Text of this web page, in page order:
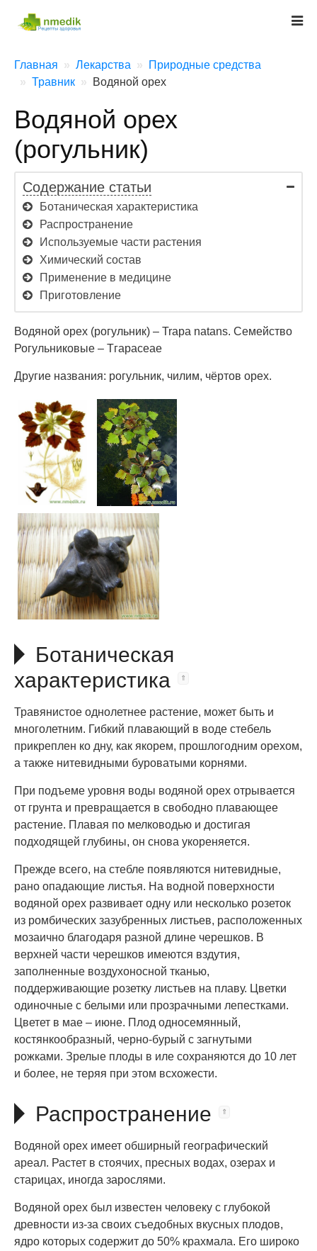
Главная Лекарства
Природные средства
Травник
Водяной орех
Водяной орех
(рогульник)
Содержание статьи
Ботаническая характеристика
Распространение
Используемые части растения
Химический состав
Применение в медицине
Приготовление
Водяной орех (рогульник) – Trapa natans. Семейство
Рогульниковые – Тгарасеае
Другие названия: рогульник, чилим, чёртов орех.
Ботаническая
характеристика
Травянистое однолетнее растение, может быть и
многолетним. Гибкий плавающий в воде стебель
прикреплен ко дну, как якорем, прошлогодним орехом,
а также нитевидными буроватыми корнями.
При подъеме уровня воды водяной орех отрывается
от грунта и превращается в свободно плавающее
растение. Плавая по мелководью и достигая
подходящей глубины, он снова укореняется.
Прежде всего, на стебле появляются нитевидные,
рано опадающие листья. На водной поверхности
водяной орех развивает одну или несколько розеток
из ромбических зазубренных листьев, расположенных
мозаично благодаря разной длине черешков. В
верхней части черешков имеются вздутия,
заполненные воздухоносной тканью,
поддерживающие розетку листьев на плаву. Цветки
одиночные с белыми или прозрачными лепестками.
Цветет в мае – июне. Плод односемянный,
костянкообразный, черно-бурый с загнутыми
рожками. Зрелые плоды в иле сохраняются до 10 лет
и более, не теряя при этом всхожести.
Распространение
Водяной орех имеет обширный географический
ареал. Растет в стоячих, пресных водах, озерах и
старицах, иногда зарослями.
Водяной орех был известен человеку с глубокой
древности из-за своих съедобных вкусных плодов,
ядро которых содержит до 50% крахмала. Его широко